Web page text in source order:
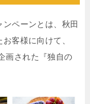
ペーンとは、秋田
客様に向けて、
画された『独自の